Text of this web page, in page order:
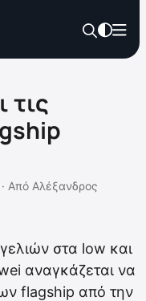
τις
· Από Αλέξανδρος
στα low και
αναγκάζεται να
flagship από την